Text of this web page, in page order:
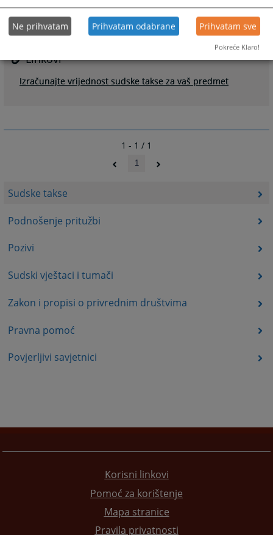
Sudske takse
Podnošenje pritužbi
Pozivi
Sudski vještaci i tumači
Zakon i propisi o privrednim društvima
Pravna pomoć
Povjerljivi savjetnici
Linkovi
Izračunajte vrijednost sudske takse za vaš predmet
1 - 1 / 1
1
Korisni linkovi
Pomoć za korištenje
Mapa stranice
Pravila privatnosti
Ne prihvatam Prihvatam odabrane Prihvatam sve
Pokreće Klaro!